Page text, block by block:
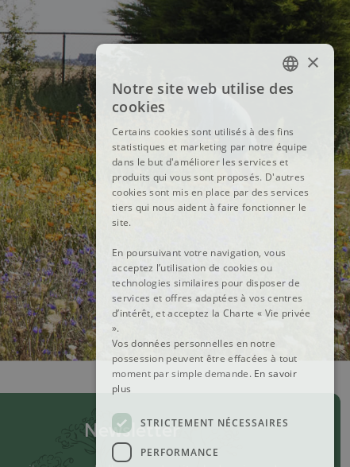
Newsletter
FRENCH
ENGLISH
×
Notre site web utilise des
cookies
Certains cookies sont utilisés à des fins
statistiques et marketing par notre équipe
dans le but d'améliorer les services et
produits qui vous sont proposés. D'autres
cookies sont mis en place par des services
tiers qui nous aident à faire fonctionner le
site.
En poursuivant votre navigation, vous
acceptez l’utilisation de cookies ou
technologies similaires pour disposer de
services et offres adaptées à vos centres
d’intérêt, et acceptez la Charte « Vie privée
».
Vos données personnelles en notre
possession peuvent être effacées à tout
moment par simple demande. En savoir
plus
STRICTEMENT NÉCESSAIRES
PERFORMANCE